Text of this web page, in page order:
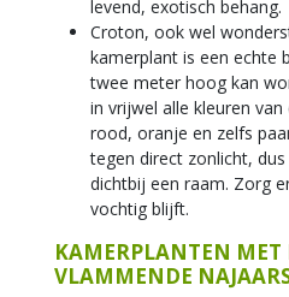
levend, exotisch behang.
Croton, ook wel
kamerplant is een echte
twee meter hoog kan
in vrijwel alle kleuren
rood, oranje en zelfs
tegen direct zonlicht,
dichtbij een raam. Zorg
vochtig blijft.
KAMERPLANTEN
VLAMMENDE